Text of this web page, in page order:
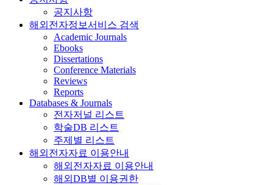
공지사항
해외전자정보서비스 검색
Academic Journals
Ebooks
Dissertations
Conference Materials
Reviews
Reports
Databases & Journals
전자저널 리스트
학술DB 리스트
주제별 리스트
해외전자자료 이용안내
해외전자자료 이용안내
해외DB별 이용권한